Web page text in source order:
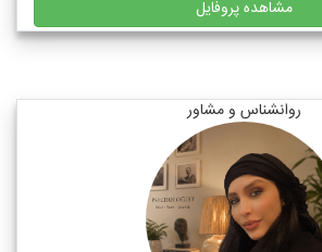
مشاهده پروفایل
روانشناس و مشاور